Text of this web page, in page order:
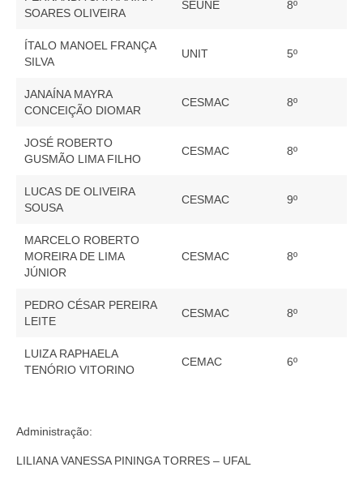
SOARES OLIVEIRA
SEUNE 8º
ÍTALO MANOEL FRANÇA
SILVA
UNIT 5º
JANAÍNA MAYRA
CONCEIÇÃO DIOMAR
CESMAC 8º
JOSÉ ROBERTO
GUSMÃO LIMA FILHO
CESMAC 8º
LUCAS DE OLIVEIRA
SOUSA
CESMAC 9º
MARCELO ROBERTO
MOREIRA DE LIMA
JÚNIOR
CESMAC 8º
PEDRO CÉSAR PEREIRA
LEITE
CESMAC 8º
LUIZA RAPHAELA
TENÓRIO VITORINO
CEMAC 6º
Administração:
LILIANA VANESSA PININGA TORRES – UFAL